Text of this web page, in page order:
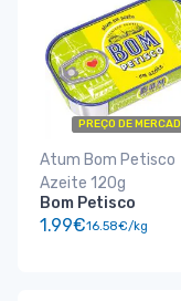
PREÇO DE
Atum Bom Petisco
Azeite 120g
Bom Petisco
1.99€16.58€/kg